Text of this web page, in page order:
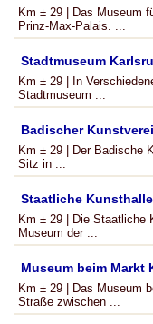
Km ± 29 | Das Museum
Prinz-Max-Palais. ...
Stadtmuseum
Km ± 29 | In
Stadtmuseum ...
Badischer
Km ± 29 | Der Badische
Sitz in ...
Staatliche
Km ± 29 | Die Staatliche
Museum der ...
Museum beim Markt
Km ± 29 | Das Museum
Straße zwischen ...